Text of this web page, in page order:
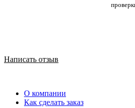
Написать отзыв
О компании
Как сделать заказ